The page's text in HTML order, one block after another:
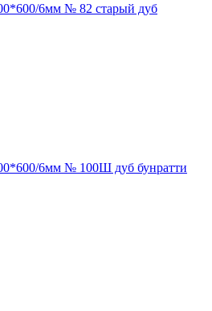
6мм № 82 старый дуб
6мм № 100Ш дуб бунратти